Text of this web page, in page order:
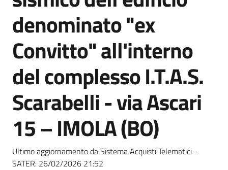
denominato "ex
Convitto" all'interno
del complesso I.T.A.S.
Scarabelli - via Ascari
15 – IMOLA (BO)
Ultimo aggiornamento da Sistema Acquisti Telematici -
SATER: 26/02/2026 21:52